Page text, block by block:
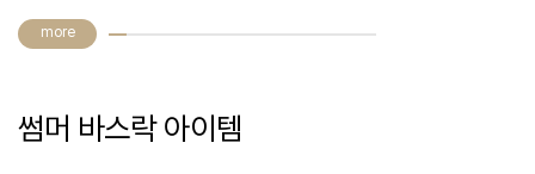
more
썸머 바스락 아이템